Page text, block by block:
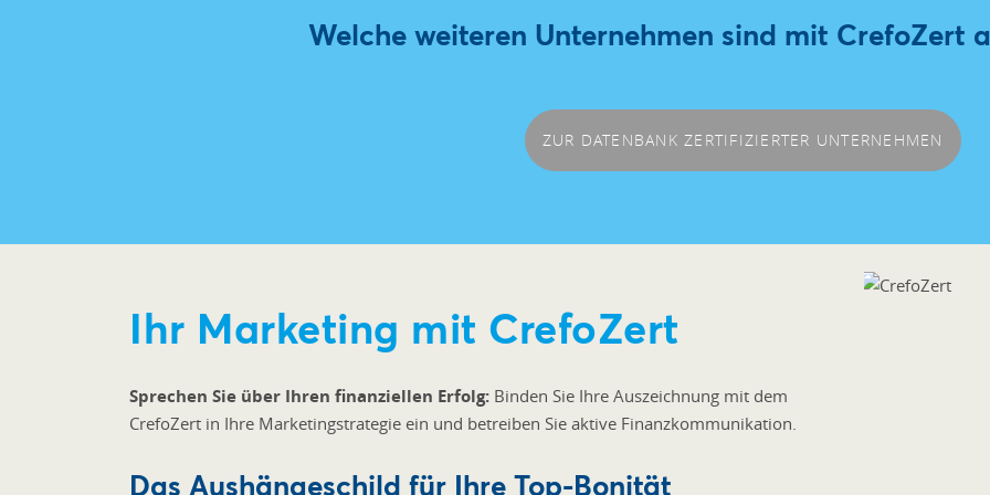
Welche weiteren Unternehmen sind mit CrefoZert
ZUR DATENBANK ZERTIFIZIERTER UNTERNEHMEN
Ihr Marketing mit CrefoZert
Sprechen Sie über Ihren finanziellen Erfolg: Binden Sie Ihre Auszeichnung mit dem
CrefoZert in Ihre Marketingstrategie ein und betreiben Sie aktive Finanzkommunikation.
Das Aushängeschild für Ihre Top-Bonität